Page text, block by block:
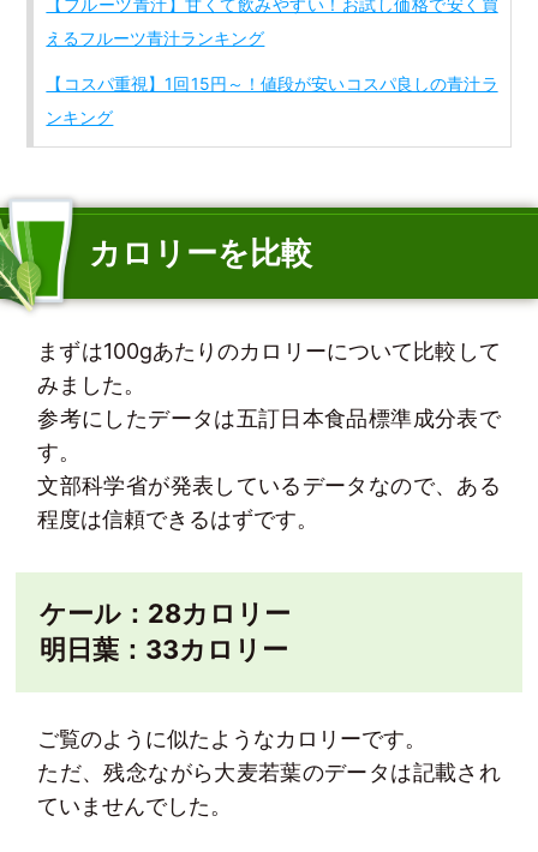
えるフルーツ青汁ランキング
【コスパ重視】1回15円～！値段が安いコスパ良しの青汁ラ
ンキング
カロリーを比較
まずは100gあたりのカロリーについて比較して
みました。
参考にしたデータは五訂日本食品標準成分表で
す。
文部科学省が発表しているデータなので、ある
程度は信頼できるはずです。
ケール：28カロリー
明日葉：33カロリー
ご覧のように似たようなカロリーです。
ただ、残念ながら大麦若葉のデータは記載され
ていませんでした。